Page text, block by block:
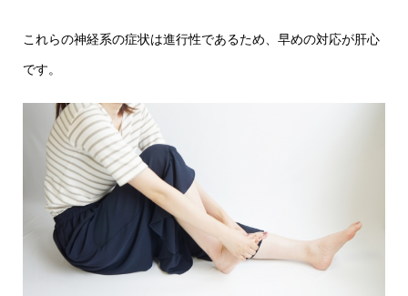
これらの神経系の症状は進行性であるため、早めの対応が肝心
です。